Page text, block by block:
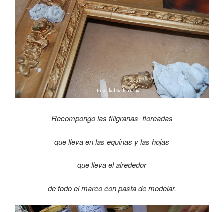
Recompongo las filigranas floreadas
que lleva en las equinas y las hojas
que lleva el alrededor
de todo el marco con pasta de modelar.